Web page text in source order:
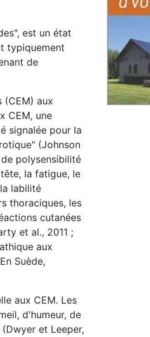
est un état
typiquement
de
(CEM) aux
CEM, une
signalée pour la
(Johnson
polysensibilité
la fatigue, le
labilité
thoraciques, les
cutanées
et al., 2011 ;
aux
Suède,
aux CEM. Les
d'humeur, de
et Leeper,